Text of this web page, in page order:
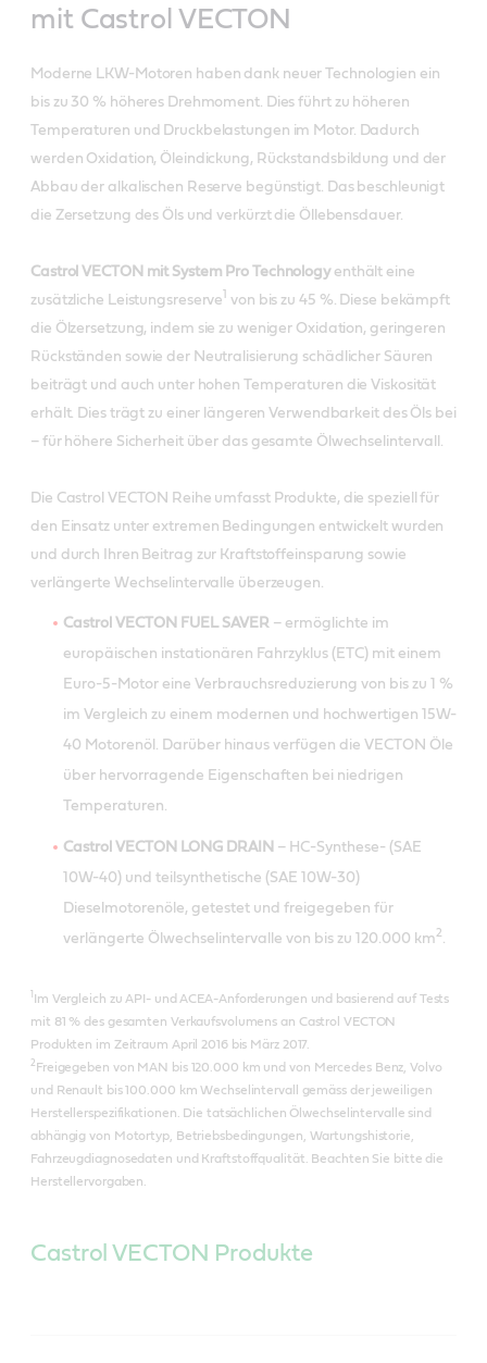
mit Castrol VECTON
Moderne LKW-Motoren haben dank neuer Technologien ein
bis zu 30 % höheres Drehmoment. Dies führt zu höheren
Temperaturen und Druckbelastungen im Motor. Dadurch
werden Oxidation, Öleindickung, Rückstandsbildung und der
Abbau der alkalischen Reserve begünstigt. Das beschleunigt
die Zersetzung des Öls und verkürzt die Öllebensdauer.
Castrol VECTON mit System Pro Technologyenthält eine
zusätzliche Leistungsreserve von bis zu 45 %. Diese bekämpft
die Ölzersetzung, indem sie zu weniger Oxidation, geringeren
Rückständen sowie der Neutralisierung schädlicher Säuren
beiträgt und auch unter hohen Temperaturen die Viskosität
erhält. Dies trägt zu einer längeren Verwendbarkeit des Öls bei
– für höhere Sicherheit über das gesamte Ölwechselintervall.
Die Castrol VECTON Reihe umfasst Produkte, die speziell für
den Einsatz unter extremen Bedingungen entwickelt wurden
und durch Ihren Beitrag zur Kraftstoffeinsparung sowie
verlängerte Wechselintervalle überzeugen.
Castrol VECTON FUEL SAVER – ermöglichte im
europäischen instationären Fahrzyklus (ETC) mit einem
Euro-5-Motor eine Verbrauchsreduzierung von bis zu 1 %
im Vergleich zu einem modernen und hochwertigen 15W-
40 Motorenöl. Darüber hinaus verfügen die VECTON Öle
über hervorragende Eigenschaften bei niedrigen
Temperaturen.
Castrol VECTON LONG DRAIN – HC-Synthese- (SAE
10W-40) und teilsynthetische (SAE 10W-30)
Dieselmotorenöle, getestet und freigegeben für
verlängerte Ölwechselintervalle von bis zu 120.000 km2
Im Vergleich zu API- und ACEA-Anforderungen und basierend auf Tests
mit 81 % des gesamten Verkaufsvolumens an Castrol VECTON
Produkten im Zeitraum April 2016 bis März 2017.
2 Freigegeben von MAN bis 120.000 km und von Mercedes Benz, Volvo
und Renault bis 100.000 km Wechselintervall gemäss der jeweiligen
Herstellerspezifikationen. Die tatsächlichen Ölwechselintervalle sind
abhängig von Motortyp, Betriebsbedingungen, Wartungshistorie,
Fahrzeugdiagnosedaten und Kraftstoffqualität. Beachten Sie bitte die
Herstellervorgaben.
Castrol VECTON Produkte